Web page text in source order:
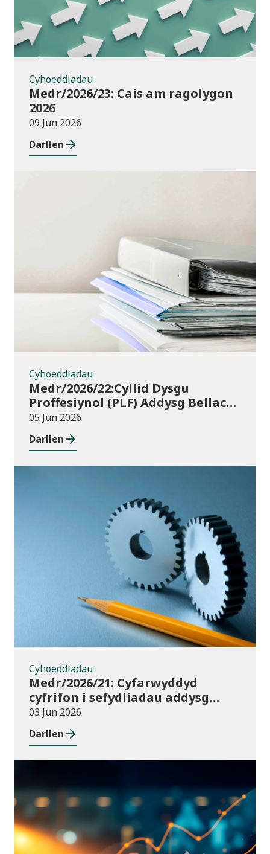
Cyhoeddiadau
Medr/2026/23: Cais am ragolygon
2026
09 Jun 2026
Darllen
Cyhoeddiadau
Cyhoeddiadau
Medr/2026/22:Cyllid Dysgu
Proffesiynol (PLF) Addysg Bellach
ym Mlwyddyn Academaidd
2026/27 – canllawiau a thempledi
ar gyfer ceisiadau am gyllid
05 Jun 2026
Darllen
Cyhoeddiadau
Cyhoeddiadau
Medr/2026/21: Cyfarwyddyd
cyfrifon i sefydliadau addysg
uwch yng Nghymru ar gyfer
2025/26
03 Jun 2026
Darllen